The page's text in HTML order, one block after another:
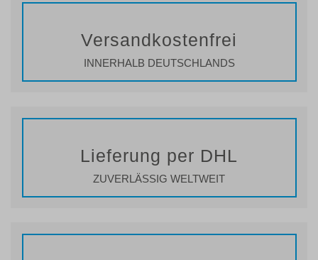
Versandkostenfrei
INNERHALB DEUTSCHLANDS
Lieferung per DHL
ZUVERLÄSSIG WELTWEIT